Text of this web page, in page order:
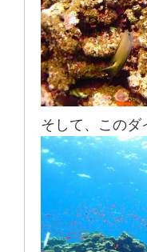
そして、このダ